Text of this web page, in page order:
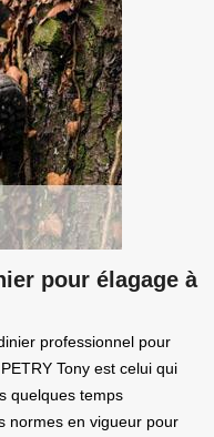
pour élagage à
professionnel pour
Tony est celui qui
quelques temps
normes en vigueur pour